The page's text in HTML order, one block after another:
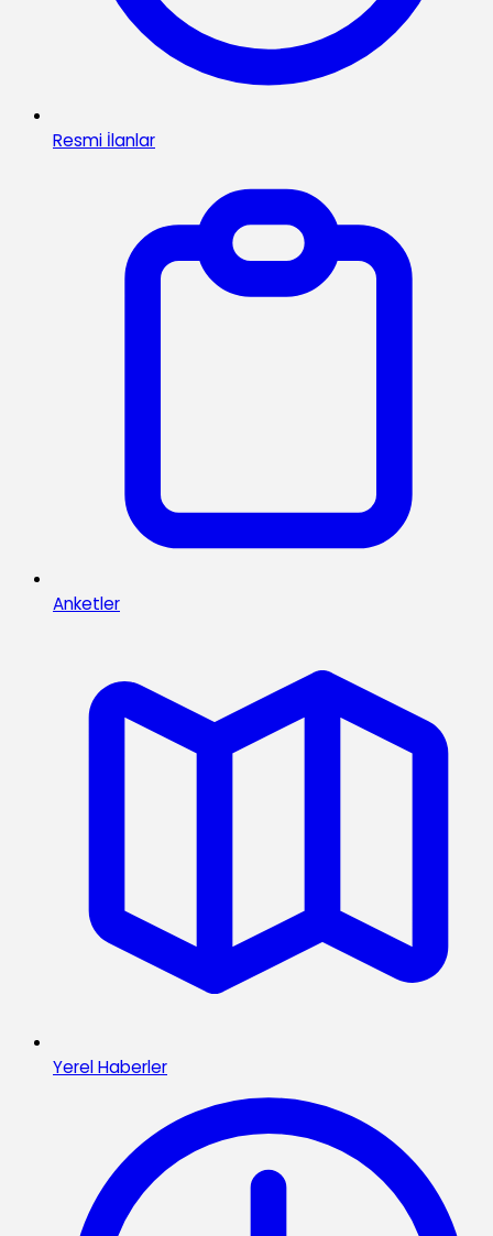
Resmi İlanlar
Anketler
Yerel Haberler